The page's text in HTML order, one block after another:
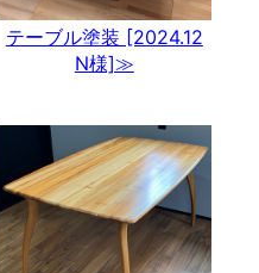
テーブル塗装 [2024.12
N様]≫